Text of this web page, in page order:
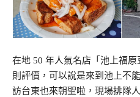
在地 50 年人氣名店「池上福原
則評價，可以說是來到池上不
訪台東也來朝聖啦，現場排隊